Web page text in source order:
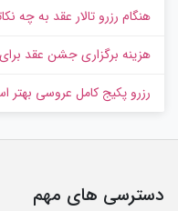
هنگام رزرو تالار عقد به چه
هزینه برگزاری جشن عقد برای ۵۰ تا ۲۰۰ نفر
رزرو پکیج کامل عروسی
دسترسی های مهم